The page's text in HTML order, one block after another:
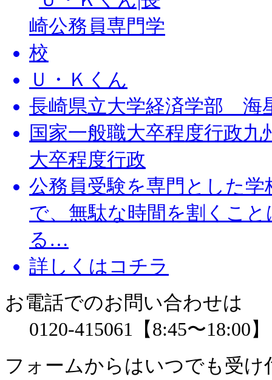
Ｕ・Ｋくん
長崎県立大学経済学部 海
国家一般職大卒程度行政
大卒程度行政
公務員受験を専門とした
で、無駄な時間を割くこ
る…
詳しくはコチラ
お電話でのお問い合わせは
0120-415061
【8:45〜18:00】
フォームからはいつでも受